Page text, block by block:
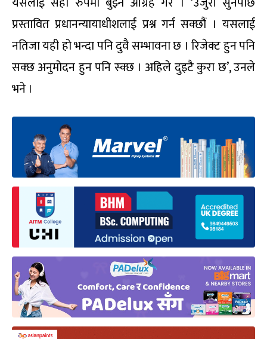
प्रस्तावित प्रधानन्यायाधीशलाई प्रश्न गर्न सक्छौं । यसलाई
नतिजा यही हो भन्दा पनि दुवै सम्भावना छ । रिजेक्ट हुन पनि
सक्छ अनुमोदन हुन पनि स्क्छ । अहिले दुइटै कुरा छ’, उनले
भने ।